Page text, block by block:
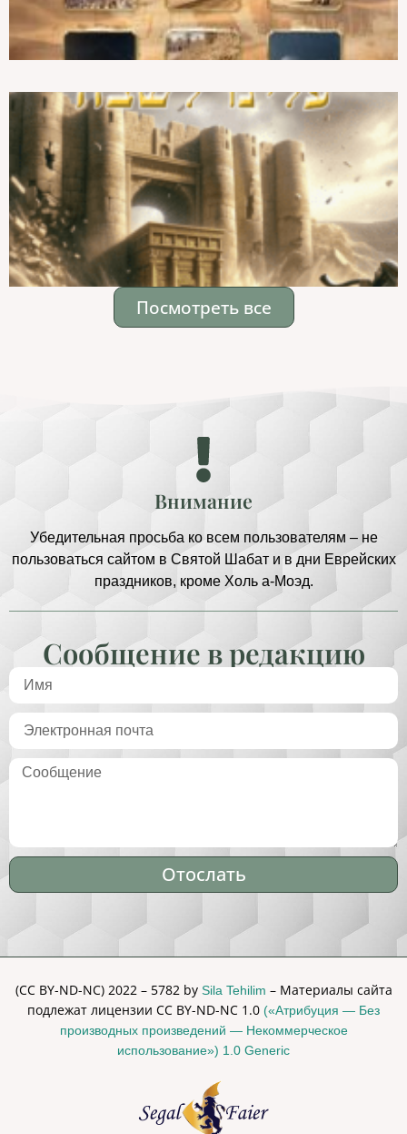
Посмотреть все
Внимание
Убедительная просьба ко всем пользователям – не
пользоваться сайтом в Святой Шабат и в дни Еврейских
праздников, кроме Холь а-Моэд.
Сообщение в редакцию
Отослать
(CC BY-ND-NC) 2022 – 5782 by Sila Tehilim – Материалы сайта
подлежат лицензии CC BY-ND-NC 1.0 («Атрибуция — Без
производных произведений — Некоммерческое
использование») 1.0 Generic